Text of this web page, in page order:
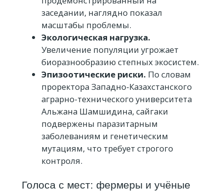
заседании, наглядно показал
масштабы проблемы.
Экологическая нагрузка.
Увеличение популяции угрожает
биоразнообразию степных экосистем.
Эпизоотические риски. По словам
проректора Западно-Казахстанского
аграрно-технического университета
Альжана Шамшидина, сайгаки
подвержены паразитарным
заболеваниям и генетическим
мутациям, что требует строгого
контроля.
Голоса с мест: фермеры и учёные